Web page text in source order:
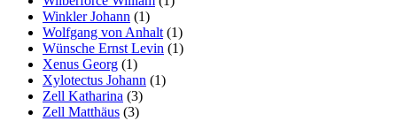
Winkler Johann (1)
Wolfgang von Anhalt (1)
Wünsche Ernst Levin (1)
Xenus Georg (1)
Xylotectus Johann (1)
Zell Katharina (3)
Zell Matthäus (3)